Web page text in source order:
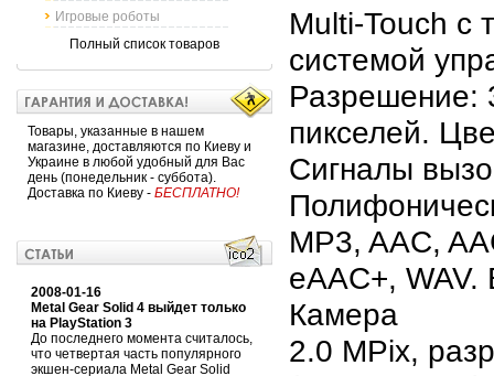
Игровые роботы
Полный список товаров
Товары, указанные в нашем
магазине, доставляются по Киеву и
Украине в любой удобный для Вас
день (понедельник - суббота).
Доставка по Киеву - БЕСПЛАТНО!
2008-01-16
Metal Gear Solid 4 выйдет только
на PlayStation 3
До последнего момента считалось,
что четвертая часть популярного
экшен-сериала Metal Gear Solid
Multi-Touch с
системой
Разрешение:
пикселей.
Сигналы
MP3, AAC,
eAAC+, WAV.
Камера
2.0 MPix,